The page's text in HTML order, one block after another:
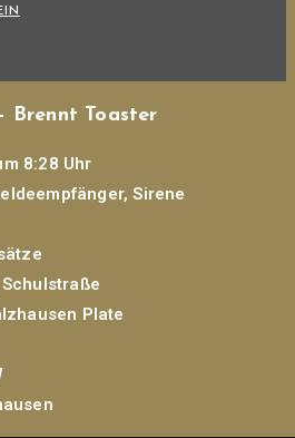
Brennt Toaster
8:28 Uhr
Sirene
Plate